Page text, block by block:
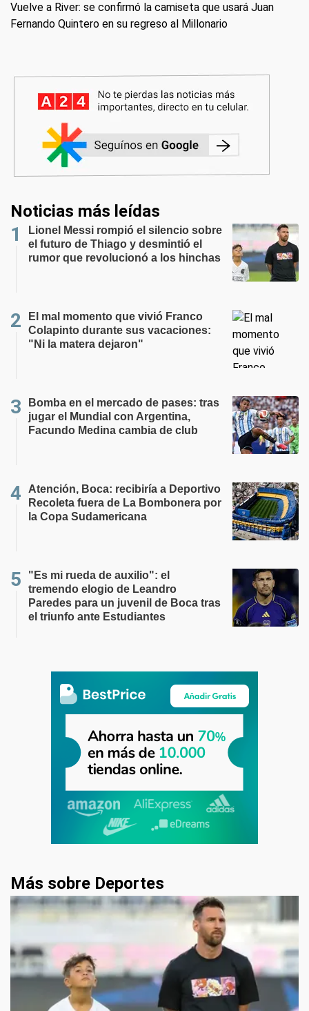
Vuelve a River: se confirmó la camiseta que usará Juan
Fernando Quintero en su regreso al Millonario
Noticias más leídas
Lionel Messi rompió el silencio sobre
el futuro de Thiago y desmintió el
rumor que revolucionó a los hinchas
El mal momento que vivió Franco
Colapinto durante sus vacaciones:
"Ni la matera dejaron"
Bomba en el mercado de pases: tras
jugar el Mundial con Argentina,
Facundo Medina cambia de club
Atención, Boca: recibiría a Deportivo
Recoleta fuera de La Bombonera por
la Copa Sudamericana
"Es mi rueda de auxilio": el
tremendo elogio de Leandro
Paredes para un juvenil de Boca tras
el triunfo ante Estudiantes
Más sobre Deportes